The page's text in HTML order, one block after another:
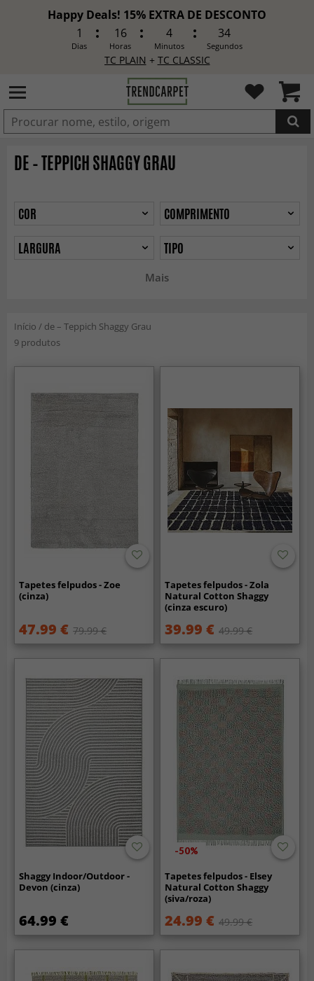
Happy Deals! 15% EXTRA DE DESCONTO
1
Dias
16
Horas
4
Minutos
32
Segundos
TC PLAIN + TC CLASSIC
ADICIONADO
DE – TEPPICH SHAGGY GRAU
Mais
COR
COMPRIMENTO
LARGURA
TIPO
Início / de – Teppich Shaggy Grau
9 produtos
Tapetes felpudos - Zoe
(cinza)
47.99 € 79.99 €
Tapetes felpudos - Zola
Natural Cotton Shaggy
(cinza escuro)
39.99 € 49.99 €
Shaggy Indoor/Outdoor -
Devon (cinza)
64.99 €
-50%
Tapetes felpudos - Elsey
Natural Cotton Shaggy
(siva/roza)
24.99 € 49.99 €